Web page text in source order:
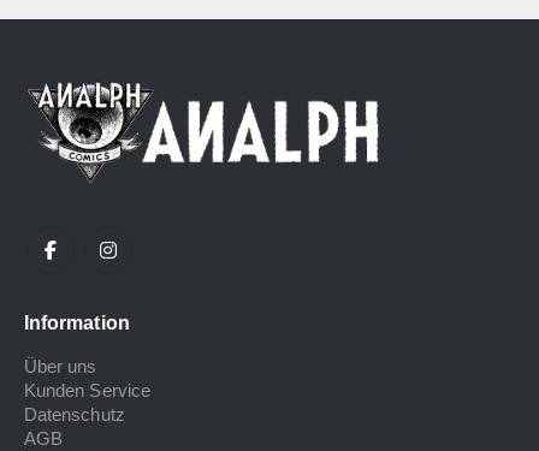
Information
Über uns
Kunden Service
Datenschutz
AGB